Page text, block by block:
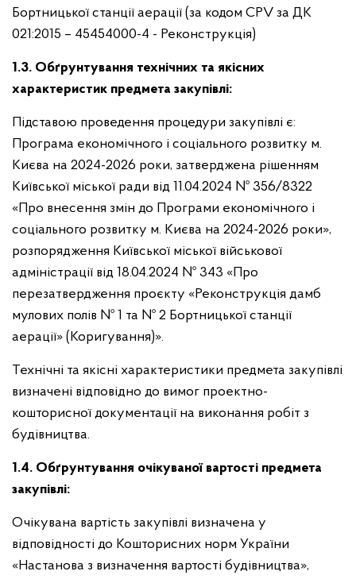
Бортницької станції аерації (за кодом CPV за ДК
021:2015 – 45454000-4 - Реконструкція)
1.3. Обґрунтування технічних та якісних
характеристик предмета закупівлі:
Підставою проведення процедури закупівлі є:
Програма економічного і соціального розвитку м.
Києва на 2024-2026 роки, затверджена рішенням
Київської міської ради від 11.04.2024 № 356/8322
«Про внесення змін до Програми економічного і
соціального розвитку м. Києва на 2024-2026 роки»,
розпорядження Київської міської військової
адміністрації від 18.04.2024 № 343 «Про
перезатвердження проєкту «Реконструкція дамб
мулових полів № 1 та № 2 Бортницької станції
аерації» (Коригування)».
Технічні та якісні характеристики предмета закупівлі
визначені відповідно до вимог проектно-
кошторисної документації на виконання робіт з
будівництва.
1.4. Обґрунтування очікуваної вартості предмета
закупівлі:
Очікувана вартість закупівлі визначена у
відповідності до Кошторисних норм України
«Настанова з визначення вартості будівництва»,